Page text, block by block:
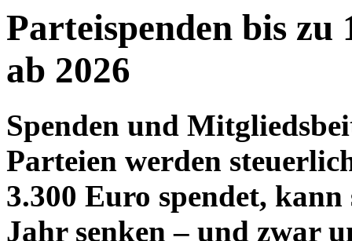
Parteispenden bis
ab 2026
Spenden und
Parteien werden
3.300 Euro spendet,
Jahr senken – und zwar